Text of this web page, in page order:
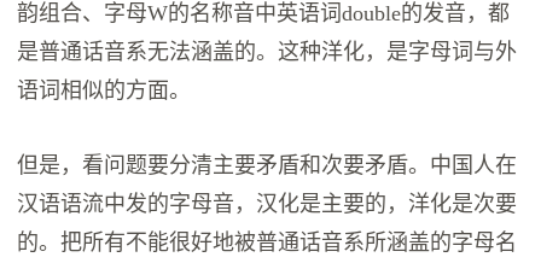
韵组合、字母W的名称音中英语词double的发音，都
是普通话音系无法涵盖的。这种洋化，是字母词与外
语词相似的方面。
但是，看问题要分清主要矛盾和次要矛盾。中国人在
汉语语流中发的字母音，汉化是主要的，洋化是次要
的。把所有不能很好地被普通话音系所涵盖的字母名